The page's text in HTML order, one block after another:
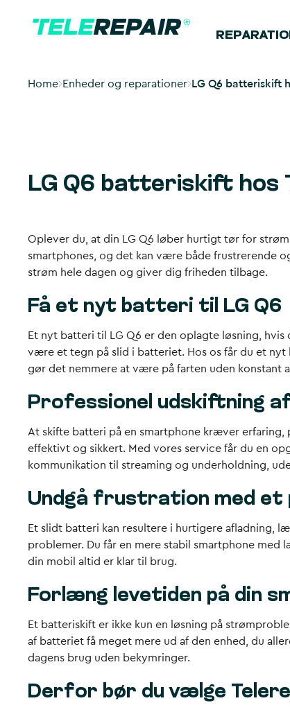
Home Enheder og reparationer LG Q6 batteriskift
LG Q6 batteriskift hos
Oplever du, at din LG Q6 løber hurtigt tør for
smartphones, og det kan være både frustrerende
strøm hele dagen og giver dig friheden tilbage.
Få et nyt batteri til LG Q6
Et nyt batteri til LG Q6 er den oplagte løsning,
være et tegn på slid i batteriet. Hos os får du et
gør det nemmere at være på farten uden konstant
Professionel udskiftning
At skifte batteri på en smartphone kræver
effektivt og sikkert. Med vores service får du en
kommunikation til streaming og underholdning,
Undgå frustration med et
Et slidt batteri kan resultere i hurtigere afladning,
problemer. Du får en mere stabil smartphone
din mobil altid er klar til brug.
Forlæng levetiden på din
Et batteriskift er ikke kun en løsning på
af batteriet få meget mere ud af den enhed, du
dagens brug uden bekymringer.
Derfor bør du vælge